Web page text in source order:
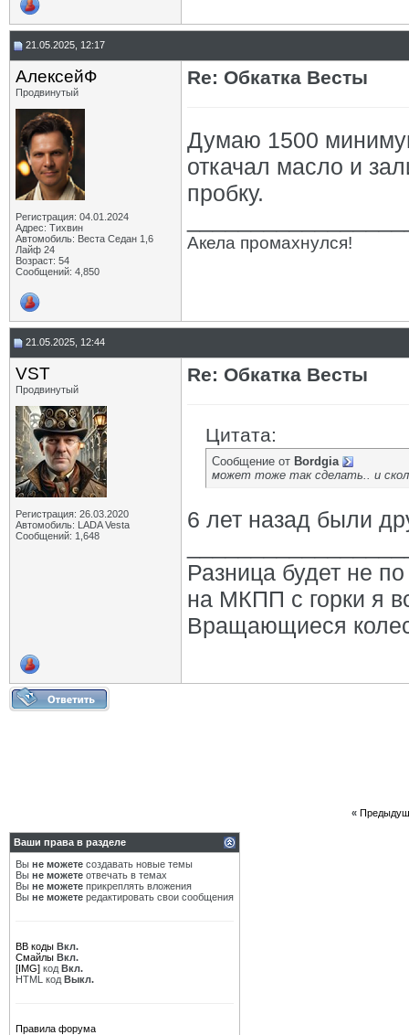
21.05.2025, 12:17
АлексейФ
Продвинутый
Регистрация: 04.01.2024
Адрес: Тихвин
Автомобиль: Веста Седан 1,6
Лайф 24
Возраст: 54
Сообщений: 4,850
Re: Обкатка Весты
Думаю 1500
откачал масло и
пробку.
Акела промахнулся!
21.05.2025, 12:44
VST
Продвинутый
Регистрация: 26.03.2020
Автомобиль: LADA Vesta
Сообщений: 1,648
Re: Обкатка Весты
Цитата:
Сообщение от Bordgia
может тоже так сделать.. и
6 лет назад были
Разница будет не
на МКПП с горки я
Вращающиеся
«
Ваши права в разделе
Вы не можете создавать новые темы
Вы не можете отвечать в темах
Вы не можете прикреплять вложения
Вы не можете редактировать свои сообщения
BB коды Вкл.
Смайлы Вкл.
[IMG] код Вкл.
HTML код Выкл.
Правила форума